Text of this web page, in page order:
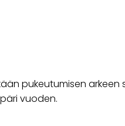
pukeutumisen
vuoden.